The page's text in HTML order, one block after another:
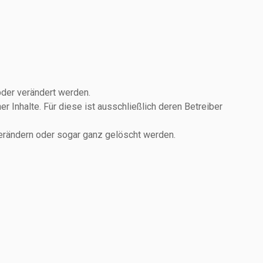
verändert werden.
Inhalte. Für diese ist ausschließlich deren Betreiber
oder sogar ganz gelöscht werden.